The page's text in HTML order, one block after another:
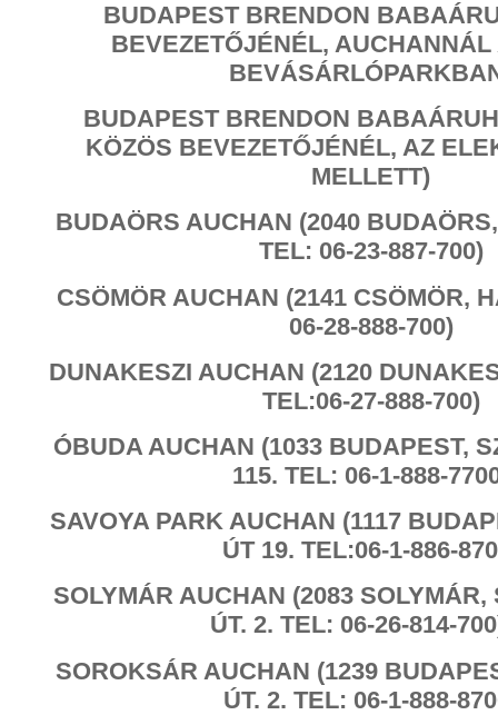
BUDAPEST BRENDON
BEVEZETŐJÉNÉL, AUCHANNÁL
BUDAPEST BRENDON
KÖZÖS BEVEZETŐJÉNÉL, AZ
MELLETT)
BUDAÖRS AUCHAN (2040
TEL: 06-23-887-700)
CSÖMÖR AUCHAN (2141 CSÖMÖR,
06-28-888-700)
DUNAKESZI AUCHAN (2120
TEL:06-27-888-700)
ÓBUDA AUCHAN (1033 BUDAPEST,
115. TEL: 06-1-888-
SAVOYA PARK AUCHAN (1117
ÚT 19. TEL:06-1-886-
SOLYMÁR AUCHAN (2083 SOLYMÁR,
ÚT. 2. TEL: 06-26-814-
SOROKSÁR AUCHAN (1239
ÚT. 2. TEL: 06-1-888-